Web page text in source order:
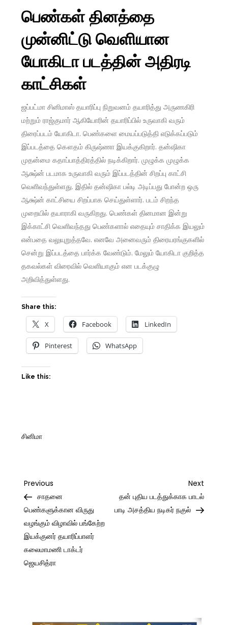
பெண்கள் தினத்தை
முன்னிட்டு வெளியான
யோகிடா படத்தின் அதிரடி
காட்சிகள்
ஜப்பட்மா சினிமாஸ் தயாரிப்பு நிறுவனம் தயாரித்து அருணகிரி
மற்றும் ராஜ்குமார் ஆகியோரின் தயாரிப்பில் உருவாகி வரும்
திரைப்படம் யோகிடா. பெண்களை மையப்படுத்தி எடுக்கப்படும்
இப்படத்தை கௌதம் கிருஷ்ணா இயக்குகிறார். தன்ஷிகா
முதன்மை கதாப்பாத்திரத்தில் நடிக்கிறார். முழுக்க முழுக்க
ஆக்ஷ்ன் படமாக உருவாகி வரும் இப்படத்தின் சிறப்பு காட்சி
வெளிவந்துள்ளது. இதில் தன்ஷிகா பல்டி அடிப்பது போன்ற ஒரு
ஆக்ஷ்ன் காட்சியை சிறப்பாக செய்துள்ளார். படம் சிறந்த
முறையில் தயாராகி வருகிறது. பெண்கள் தினமான இன்று
இக்காட்சி வெளிவந்தது பெண்களால் எதையும் சாதிக்க இயலும்
என்பதை வலுயுறுத்தவே. எனவே அனைவரும் திரையரங்குகளில்
சென்று இப்படத்தை பார்க்க வேண்டும். மேலும் யோகிடா குறித்த
தகவல்கள் விரைவில் வெளியாகும் என படக்குழு
அறிவித்துள்ளது.
Share this:
X Facebook LinkedIn
Pinterest WhatsApp
Like this:
சினிமா
Post
navigation
Previous
Post
Previous
சாதனை
பெண்களுக்கான விருது
வழங்கும் விழாவில் பங்கேற்ற
இயக்குனர் தயாரிப்பாளர்
கலைமாமணி டாக்டர்
ஜெயசித்ரா
Next
Post
Next
தன் புதிய படத்துக்காக பாடல்
பாடி அசத்திய நடிகர் நகுல்